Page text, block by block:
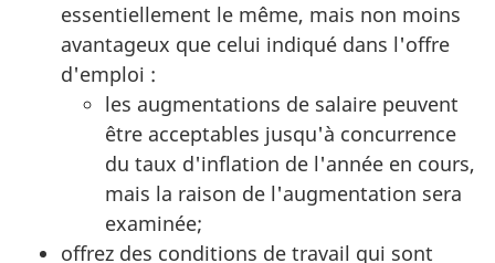
essentiellement le même, mais non moins
avantageux que celui indiqué dans l'offre
d'emploi :
les augmentations de salaire peuvent
être acceptables jusqu'à concurrence
du taux d'inflation de l'année en cours,
mais la raison de l'augmentation sera
examinée;
offrez des conditions de travail qui sont